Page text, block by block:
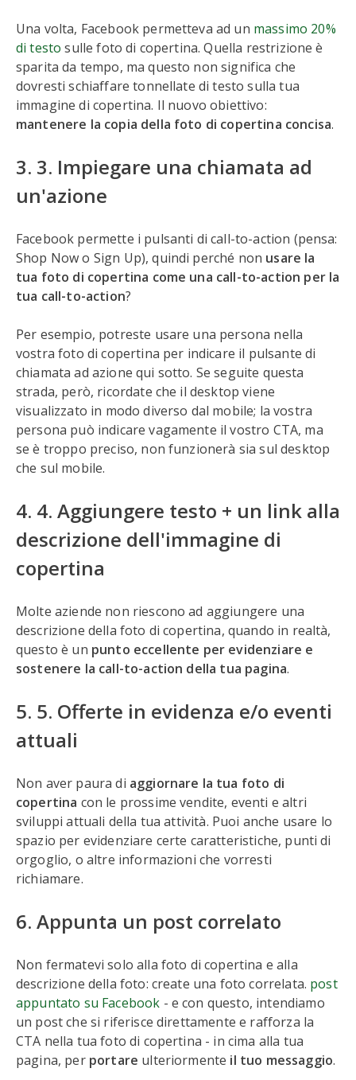
Una volta, Facebook permetteva ad un massimo 20%
di testo sulle foto di copertina. Quella restrizione è
sparita da tempo, ma questo non significa che
dovresti schiaffare tonnellate di testo sulla tua
immagine di copertina. Il nuovo obiettivo:
mantenere la copia della foto di copertina concisa.
3. 3. Impiegare una chiamata ad
un'azione
Facebook permette i pulsanti di call-to-action (pensa:
Shop Now o Sign Up), quindi perché non usare la
tua foto di copertina come una call-to-action per la
tua call-to-action?
Per esempio, potreste usare una persona nella
vostra foto di copertina per indicare il pulsante di
chiamata ad azione qui sotto. Se seguite questa
strada, però, ricordate che il desktop viene
visualizzato in modo diverso dal mobile; la vostra
persona può indicare vagamente il vostro CTA, ma
se è troppo preciso, non funzionerà sia sul desktop
che sul mobile.
4. 4. Aggiungere testo + un link alla
descrizione dell'immagine di
copertina
Molte aziende non riescono ad aggiungere una
descrizione della foto di copertina, quando in realtà,
questo è un punto eccellente per evidenziare e
sostenere la call-to-action della tua pagina.
5. 5. Offerte in evidenza e/o eventi
attuali
Non aver paura di aggiornare la tua foto di
copertina con le prossime vendite, eventi e altri
sviluppi attuali della tua attività. Puoi anche usare lo
spazio per evidenziare certe caratteristiche, punti di
orgoglio, o altre informazioni che vorresti
richiamare.
6. Appunta un post correlato
Non fermatevi solo alla foto di copertina e alla
descrizione della foto: create una foto correlata. post
appuntato su Facebook - e con questo, intendiamo
un post che si riferisce direttamente e rafforza la
CTA nella tua foto di copertina - in cima alla tua
pagina, per portare ulteriormente il tuo messaggio.